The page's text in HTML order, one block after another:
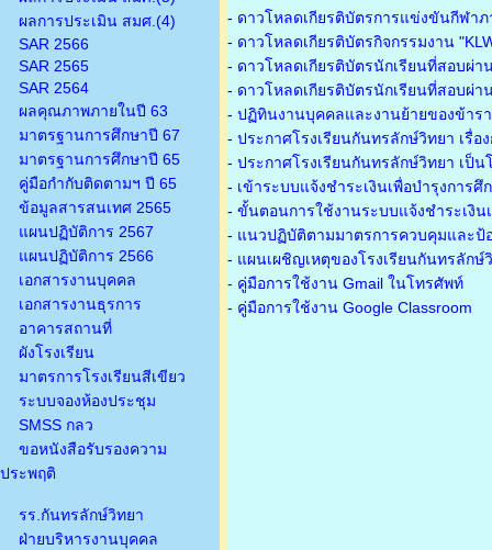
ผลการประเมิน สมศ.(4)
SAR 2566
SAR 2565
SAR 2564
ผลคุณภาพภายในปี 63
มาตรฐานการศึกษาปี 67
มาตรฐานการศึกษาปี 65
คู่มือกำกับติดตามฯ ปี 65
ข้อมูลสารสนเทศ 2565
แผนปฏิบัติการ 2567
แผนปฏิบัติการ 2566
เอกสารงานบุคคล
เอกสารงานธุรการ
อาคารสถานที่
ผังโรงเรียน
มาตรการโรงเรียนสีเขียว
ระบบจองห้องประชุม
SMSS กลว
ขอหนังสือรับรองความ
ประพฤติ
รร.กันทรลักษ์วิทยา
ฝ่ายบริหารงานบุคคล
- ดาวโหลดเกียรติบัตรการแข่งขันกีฬา
- ดาวโหลดเกียรติบัตรกิจกรรมงาน
- ดาวโหลดเกียรติบัตรนักเรียนที่สอบผ่
- ดาวโหลดเกียรติบัตรนักเรียนที่สอบผ่
- ปฏิทินงานบุคคลและงานย้ายของข้าร
- ประกาศโรงเรียนกันทรลักษ์วิทยา เรื่
- ประกาศโรงเรียนกันทรลักษ์วิทยา เป็
- เข้าระบบแจ้งชำระเงินเพื่อบำรุงการศึ
- ขั้นตอนการใช้งานระบบแจ้งชำระเงิน
- แนวปฏิบัติตามมาตรการควบคุมและป้
- แผนเผชิญเหตุของโรงเรียนกันทรลัก
- คู่มือการใช้งาน Gmail ในโทรศัพท์
- คู่มือการใช้งาน Google Classroom